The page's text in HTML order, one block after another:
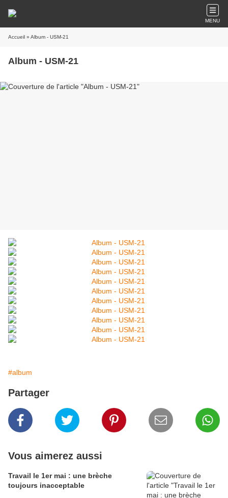
MENU
Accueil » Album - USM-21
Album - USM-21
#album
Partager
Vous aimerez aussi
Travail le 1er mai : une brèche
toujours inacceptable